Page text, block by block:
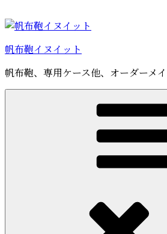
ン
ン
ツ
へ
ス
帆布鞄イヌイット
帆布鞄、専用ケース他、オーダーメ